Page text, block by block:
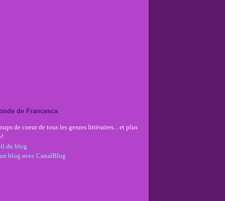
de Francesca
de coeur de tous les genres littéraires... et plus
du blog
blog avec CanalBlog